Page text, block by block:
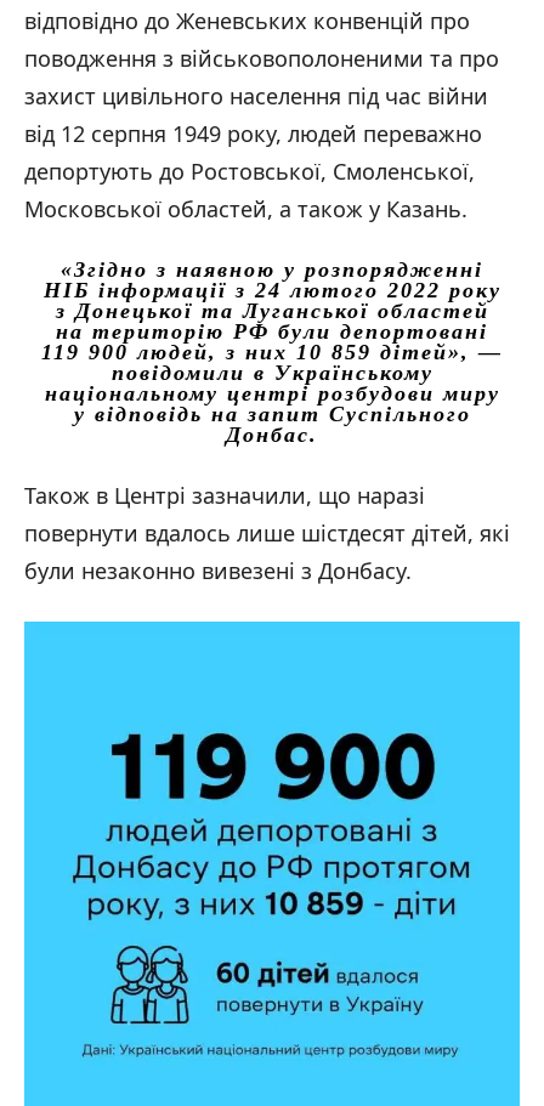
відповідно до Женевських конвенцій про
поводження з військовополоненими та про
захист цивільного населення під час війни
від 12 серпня 1949 року, людей переважно
депортують до Ростовської, Смоленської,
Московської областей, а також у Казань.
«Згідно з наявною у розпорядженні
НІБ інформації з 24 лютого 2022 року
з Донецької та Луганської областей
на територію РФ були депортовані
119 900 людей, з них 10 859 дітей», —
повідомили в Українському
національному центрі розбудови миру
у відповідь на запит Суспільного
Донбас.
Також в Центрі зазначили, що наразі
повернути вдалось лише шістдесят дітей, які
були незаконно вивезені з Донбасу.